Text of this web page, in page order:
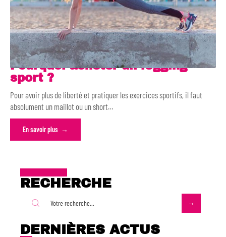
Pourquoi acheter un legging
sport ?
Pour avoir plus de liberté et pratiquer les exercices sportifs, il faut
absolument un maillot ou un short…
En savoir plus
RECHERCHE
DERNIÈRES ACTUS